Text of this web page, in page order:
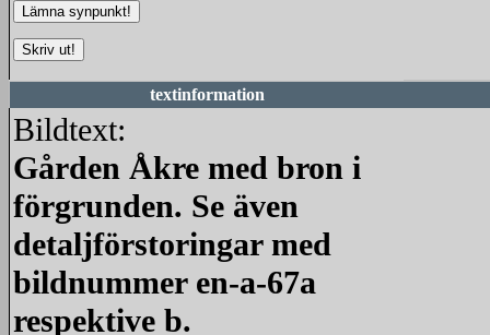
textinformation
Bildtext:
Gården Åkre med bron i
förgrunden. Se även
detaljförstoringar med
bildnummer en-a-67a
respektive b.